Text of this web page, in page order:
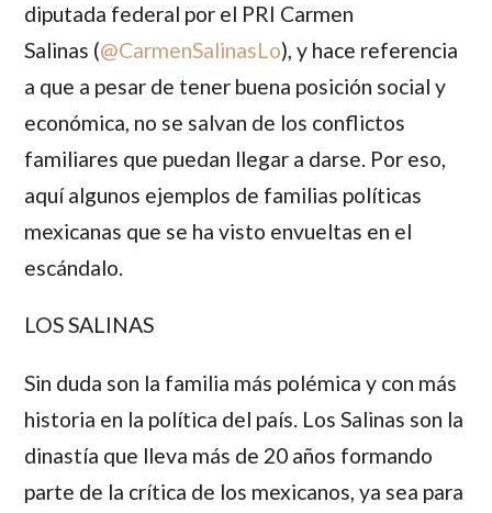
diputada federal por el PRI Carmen
Salinas (@CarmenSalinasLo), y hace referencia
a que a pesar de tener buena posición social y
económica, no se salvan de los conflictos
familiares que puedan llegar a darse. Por eso,
aquí algunos ejemplos de familias políticas
mexicanas que se ha visto envueltas en el
escándalo.
LOS SALINAS
Sin duda son la familia más polémica y con más
historia en la política del país. LosSalinas son la
dinastía que lleva más de 20 años formando
parte de la crítica de los mexicanos, ya sea para